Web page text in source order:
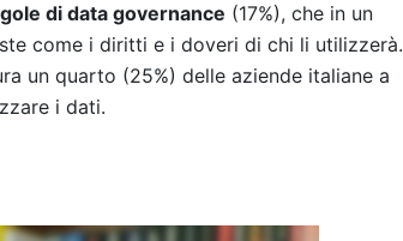
di data governance (17%), che in un
come i diritti e i doveri di chi li utilizzerà.
un quarto (25%) delle aziende italiane a
i dati.